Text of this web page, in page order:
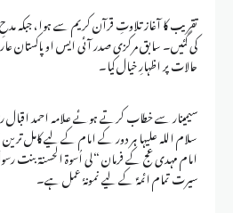
تقریب کا آغاز تلاوتِ قرآن کریم سے ہوا، جبکہ
کی گئیں۔ سابق مرکزی صدر آئی ایس او پاکستان
حالات پر اظہارِ خیال کیا۔
سیمینار سے خطاب کرتے ہوئے علامہ احمد
سلام اللہ علیہا ہر دور کے امام کے لیے کامل
امام مہدی عج کے فرمان “لی اُسوة الحسنة بنت
سیرت تمام ائمہؑ کے لیے نمونۂ عمل ہے۔